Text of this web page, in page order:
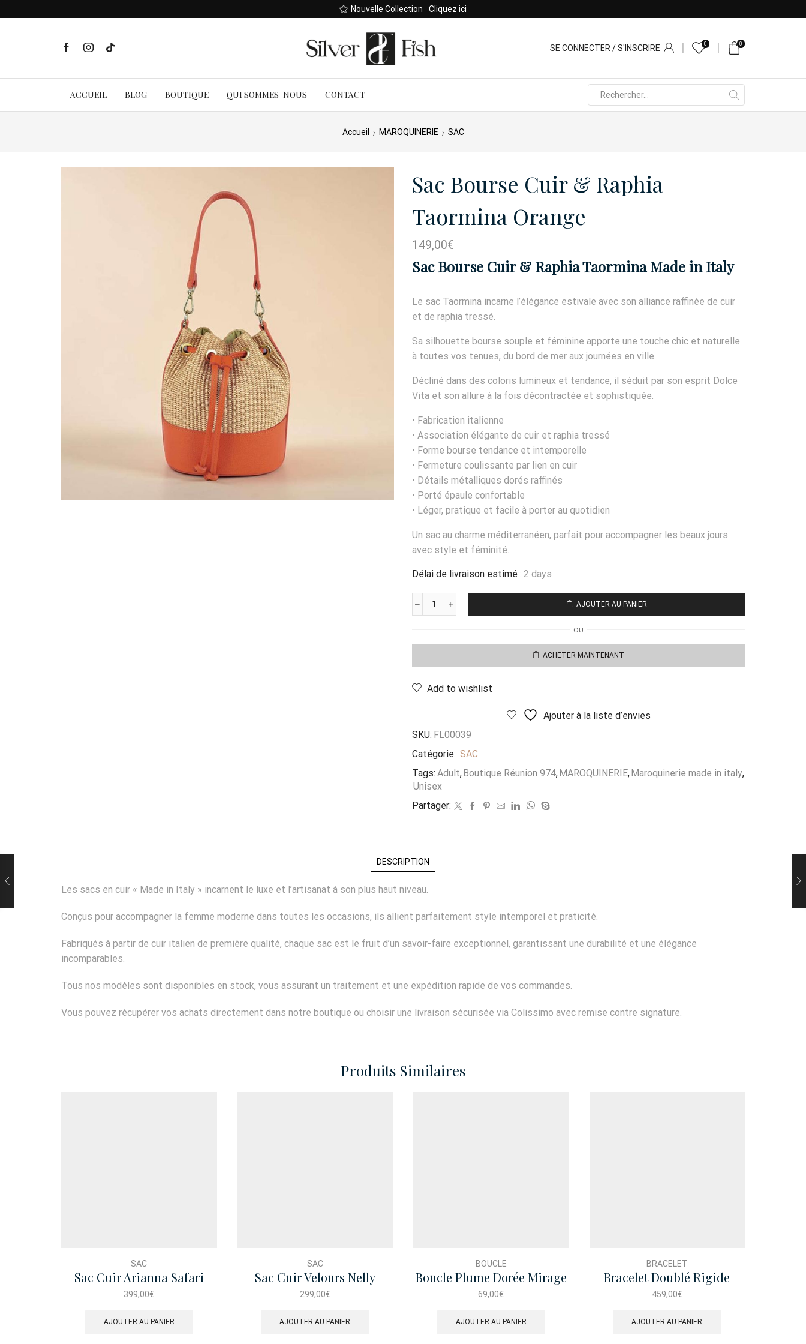
Nouvelle Collection Cliquez ici
SE CONNECTER / S'INSCRIRE 0 0
ACCUEIL BLOG BOUTIQUE QUI SOMMES-NOUS CONTACT
input
Accueil MAROQUINERIE SAC
Sac Bourse Cuir & Raphia
Taormina Orange
149,00€
Sac Bourse Cuir & Raphia Taormina Made in Italy
Le sac Taormina incarne l’élégance estivale avec son alliance raffinée de cuir
et de raphia tressé.
Sa silhouette bourse souple et féminine apporte une touche chic et naturelle
à toutes vos tenues, du bord de mer aux journées en ville.
Décliné dans des coloris lumineux et tendance, il séduit par son esprit Dolce
Vita et son allure à la fois décontractée et sophistiquée.
• Fabrication italienne
• Association élégante de cuir et raphia tressé
• Forme bourse tendance et intemporelle
• Fermeture coulissante par lien en cuir
• Détails métalliques dorés raffinés
• Porté épaule confortable
• Léger, pratique et facile à porter au quotidien
Un sac au charme méditerranéen, parfait pour accompagner les beaux jours
avec style et féminité.
Délai de livraison estimé : 2 days
quantité
Bourse
&
Taormina
AJOUTER AU PANIER
OU
ACHETER MAINTENANT
Add to wishlist
Ajouter à la liste d’envies
SKU: FL00039
Catégorie: SAC
Tags: Adult, Boutique Réunion 974, MAROQUINERIE, Maroquinerie made in italy,
Unisex
Partager:
DESCRIPTION
Les sacs en cuir « Made in Italy » incarnent le luxe et l’artisanat à son plus haut niveau.
Conçus pour accompagner la femme moderne dans toutes les occasions, ils allient parfaitement style intemporel et praticité.
Fabriqués à partir de cuir italien de première qualité, chaque sac est le fruit d’un savoir-faire exceptionnel, garantissant une durabilité et une élégance
incomparables.
Tous nos modèles sont disponibles en stock, vous assurant un traitement et une expédition rapide de vos commandes.
Vous pouvez récupérer vos achats directement dans notre boutique ou choisir une livraison sécurisée via Colissimo avec remise contre signature.
Produits Similaires
SAC
Sac Cuir Arianna Safari
Creme
399,00€
AJOUTER AU PANIER
SAC
Sac Cuir Velours Nelly
Trapunto Bordeaux
299,00€
AJOUTER AU PANIER
BOUCLE
Boucle Plume Dorée Mirage
69,00€
AJOUTER AU PANIER
BRACELET
Bracelet Doublé Rigide
Serpent
459,00€
AJOUTER AU PANIER